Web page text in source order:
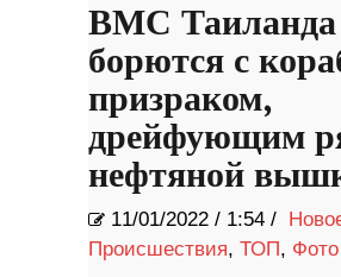
ВМС Таиланда
борются с
призраком,
дрейфующим
нефтяной
11/01/2022 / 1:54 /
Происшествия, ТОП, Фото